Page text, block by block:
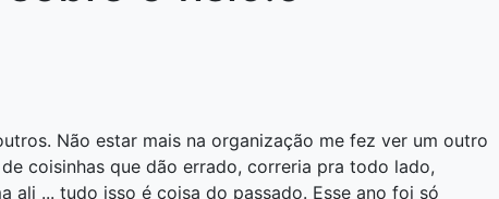
Não estar mais na organização me fez ver um outro
coisinhas que dão errado, correria pra todo lado,
ali ... tudo isso é coisa do passado. Esse ano foi só